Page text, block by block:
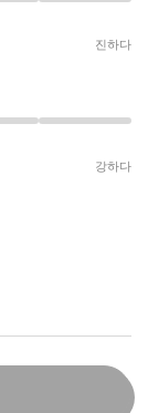
진하다
강하다